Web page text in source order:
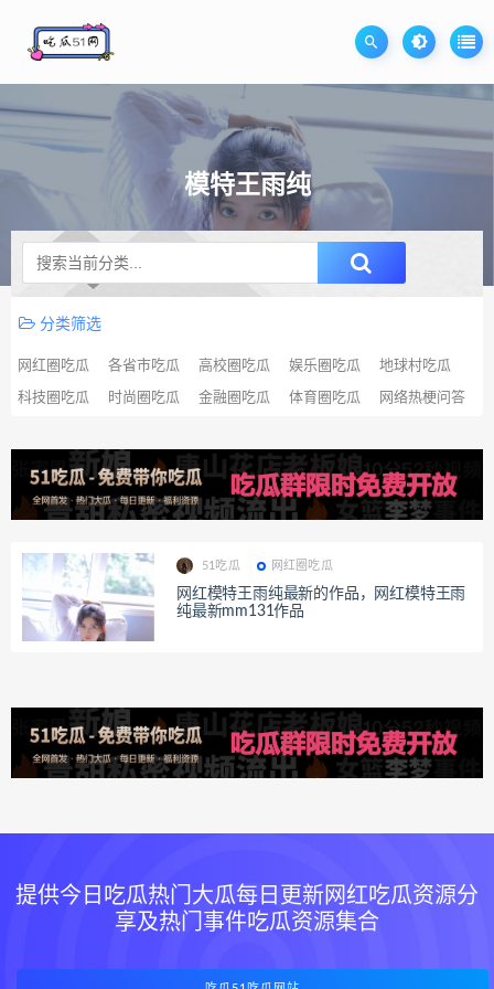
模特王雨纯
升级SVIP无限免费下载
分类筛选
网红圈吃瓜 各省市吃瓜 高校圈吃瓜 娱乐圈吃瓜 地球村吃瓜
科技圈吃瓜 时尚圈吃瓜 金融圈吃瓜 体育圈吃瓜 网络热梗问答
51吃瓜 网红圈吃瓜
网红模特王雨纯最新的作品，网红模特王雨
纯最新mm131作品
提供今日吃瓜热门大瓜每日更新网红吃瓜资源分
享及热门事件吃瓜资源集合